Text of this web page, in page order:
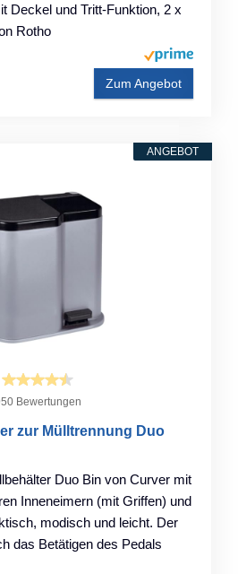
Deckel und Tritt-Funktion, 2 x
Rotho
Zum Angebot
ANGEBOT
Bewertungen
zur Mülltrennung Duo
Duo Bin von Curver mit
Inneneimern (mit Griffen) und
modisch und leicht. Der
das Betätigen des Pedals